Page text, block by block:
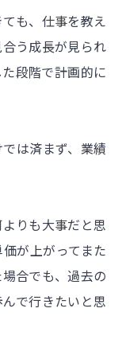
も、仕事を教え
う成長が見られ
段階で計画的に
は済まず、業績
りも大事だと思
が上がってまた
合でも、過去の
で行きたいと思